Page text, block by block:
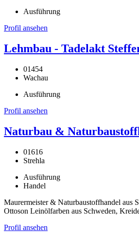
Ausführung
Profil ansehen
Lehmbau - Tadelakt
01454
Wachau
Ausführung
Profil ansehen
Naturbau &
01616
Strehla
Ausführung
Handel
Maurermeister & Naturbaustoffhandel aus
Ottoson Leinölfarben aus Schweden,
Profil ansehen